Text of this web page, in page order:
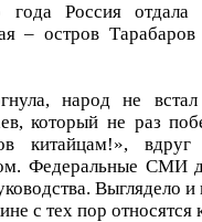
года Россия
– остров
народ не
который не раз
китайцам!», вдруг
Федеральные СМИ
Выглядело
с тех пор